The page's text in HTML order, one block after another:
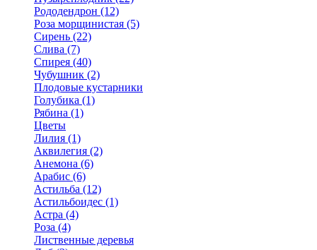
Рододендрон (12)
Роза морщинистая (5)
Сирень (22)
Слива (7)
Спирея (40)
Чубушник (2)
Плодовые кустарники
Голубика (1)
Рябина (1)
Цветы
Лилия (1)
Аквилегия (2)
Анемона (6)
Арабис (6)
Астильба (12)
Астильбоидес (1)
Астра (4)
Роза (4)
Лиственные деревья